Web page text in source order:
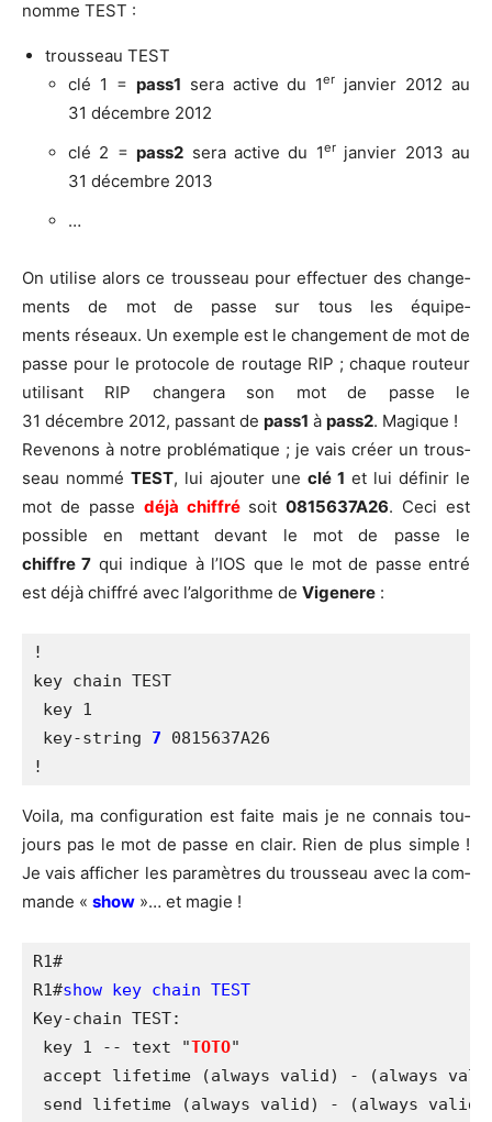
nomme TEST :
trous­seau TEST
clé 1 = pass1 sera active du 1er
jan­vier 2012 au
31 décembre 2012
clé 2 =pass2 sera active du 1erjan­vier 2013 au
31 décembre 2013
…
On uti­lise alors ce trous­seau pour effec­tuer des chan­ge­
ments de mot de passe sur tous les équi­pe­
ments réseaux. Un exemple est le chan­ge­ment de mot de
passe pour le pro­to­cole de rou­tage RIP ; chaque rou­teur
uti­li­sant RIP chan­ge­ra son mot de passe le
31 décembre 2012, pas­sant de pass1 à pass2. Magique !
Reve­nons à notre pro­blé­ma­tique ; je vais créer un trous­
seau nom­mé TEST, lui ajou­ter une clé 1 et lui défi­nir le
mot de passe déjà chif­frésoit0815637A26. Ceci est
pos­sible en met­tant devant le mot de passe le
chiffre 7 qui indique à l’IOS que le mot de passe entré
est déjà chif­fré avec l’al­go­rithme de Vige­nere :
!
key chain TEST
key 1
key-string 7 0815637A26
!
Voi­la, ma confi­gu­ra­tion est faite mais je ne connais tou­
jours pas le mot de passe en clair. Rien de plus simple !
Je vais affi­cher les para­mètres du trous­seau avec la com­
mande « show »… et magie !
R1#
R1#show key chain TEST
Key-chain TEST:
key 1 -- text "TOTO"
accept lifetime (always valid) - (always
send lifetime (always valid) - (always